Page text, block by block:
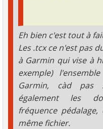
Eh bien c'est tout à
Les .tcx ce n'est pas
à Garmin qui vise à
exemple)
Garmin, càd pas
également les
fréquence
même fichier.